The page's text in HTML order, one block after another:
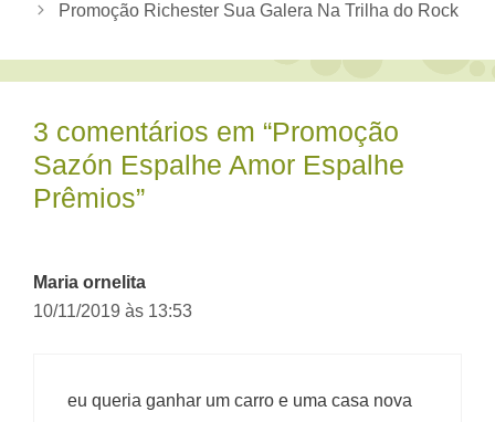
Promoção Richester Sua Galera Na Trilha do Rock
3 comentários em “Promoção
Sazón Espalhe Amor Espalhe
Prêmios”
Maria ornelita
10/11/2019 às 13:53
eu queria ganhar um carro e uma casa nova